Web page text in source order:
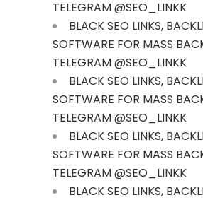
TELEGRAM @SEO_LINKK
BLACK SEO LINKS,
SOFTWARE FOR MASS
TELEGRAM @SEO_LINKK
BLACK SEO LINKS,
SOFTWARE FOR MASS
TELEGRAM @SEO_LINKK
BLACK SEO LINKS,
SOFTWARE FOR MASS
TELEGRAM @SEO_LINKK
BLACK SEO LINKS,